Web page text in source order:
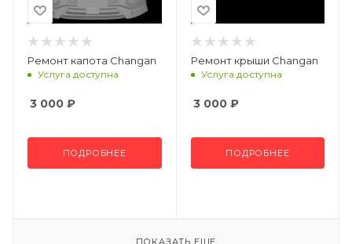
Ремонт капота Changan
Услуга доступна
3 000 ₽
ПОДРОБНЕЕ
Ремонт крыши Changan
Услуга доступна
3 000₽
ПОДРОБНЕЕ
ПОКАЗАТЬ ЕЩЕ